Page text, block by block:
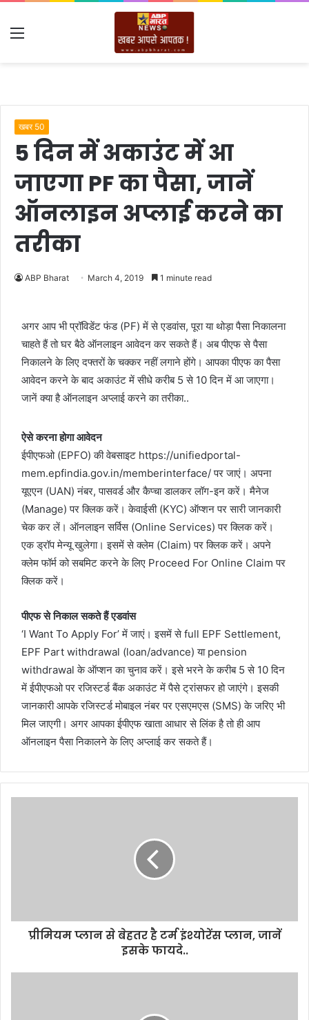
Menu
खबर 50
5 दिन में अकाउंट में आ
जाएगा PF का पैसा, जानें
ऑनलाइन अप्लाई करने का
तरीका
ABP Bharat March 4, 2019 1 minute read
अगर आप भी प्रॉविडेंट फंड (PF) में से एडवांस, पूरा या थोड़ा पैसा निकालना
चाहते हैं तो घर बैठे ऑनलाइन आवेदन कर सकते हैं। अब पीएफ से पैसा
निकालने के लिए दफ्तरों के चक्कर नहीं लगाने होंगे। आपका पीएफ का पैसा
आवेदन करने के बाद अकाउंट में सीधे करीब 5 से 10 दिन में आ जाएगा।
जानें क्या है ऑनलाइन अप्लाई करने का तरीका..
ऐसे करना होगा आवेदन
ईपीएफओ (EPFO) की वेबसाइट https://unifiedportal-
mem.epfindia.gov.in/memberinterface/ पर जाएं। अपना
यूएएन (UAN) नंबर, पासवर्ड और कैप्चा डालकर लॉग-इन करें। मैनेज
(Manage) पर क्लिक करें। केवाईसी (KYC) ऑप्शन पर सारी जानकारी
चेक कर लें। ऑनलाइन सर्विस (Online Services) पर क्लिक करें।
एक ड्रॉप मेन्यू खुलेगा। इसमें से क्लेम (Claim) पर क्लिक करें। अपने
क्लेम फॉर्म को सबमिट करने के लिए Proceed For Online Claim पर
क्लिक करें।
पीएफ से निकाल सकते हैं एडवांस
‘I Want To Apply For’ में जाएं। इसमें से full EPF Settlement,
EPF Part withdrawal (loan/advance) या pension
withdrawal के ऑप्शन का चुनाव करें। इसे भरने के करीब 5 से 10 दिन
में ईपीएफओ पर रजिस्टर्ड बैंक अकाउंट में पैसे ट्रांसफर हो जाएंगे। इसकी
जानकारी आपके रजिस्टर्ड मोबाइल नंबर पर एसएमएस (SMS) के जरिए भी
मिल जाएगी। अगर आपका ईपीएफ खाता आधार से लिंक है तो ही आप
ऑनलाइन पैसा निकालने के लिए अप्लाई कर सकते हैं।
प्रीमियम प्लान से बेहतर है टर्म इंश्योरेंस प्लान, जानें
इसके फायदे..